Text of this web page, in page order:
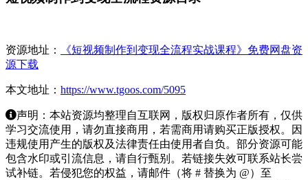
资源地址：
《短视频制作到变现全流程实战课程》免费网盘资
源下载
本文地址： https://www.tgoos.com/5095
声明：本站资源均整理自互联网，版权归原作者所有，仅供
学习交流使用，请勿直接商用，若需商用请购买正版授权。因
违规使用产生的版权及法律责任由使用者自负。部分资源可能
包含水印或引流信息，请自行甄别。若链接失效可联系站长尝
试补链。若侵犯您的权益，请邮件（将 # 替换为 @）至